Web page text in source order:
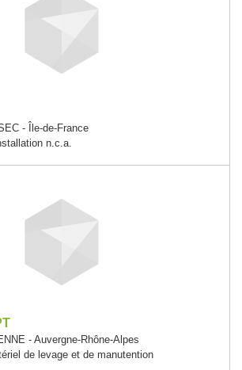
- Île-de-France
n.c.a.
- Auvergne-Rhône-Alpes
de levage et de manutention